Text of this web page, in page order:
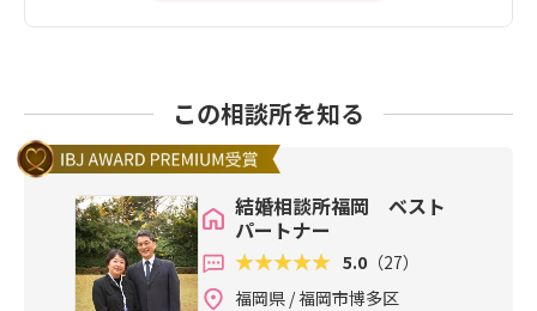
この相談所を知る
結婚相談所福岡 ベスト
パートナー
5.0 （27）
福岡県 / 福岡市博多区